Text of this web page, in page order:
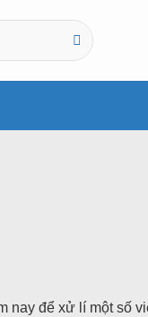
nay để xử lí một số